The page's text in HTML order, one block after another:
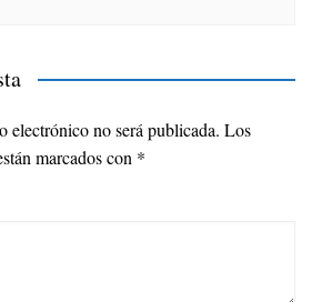
electrónico no será publicada. Los
marcados con *